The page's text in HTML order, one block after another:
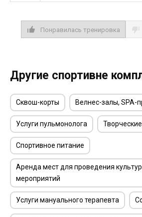
Понравилась тренировка
Другие спортивне
Сквош-корты Велнес-залы, SPA-
Услуги пульмонолога
Спортивное питание
Аренда мест для проведения
мероприятий
Услуги мануального терапевта